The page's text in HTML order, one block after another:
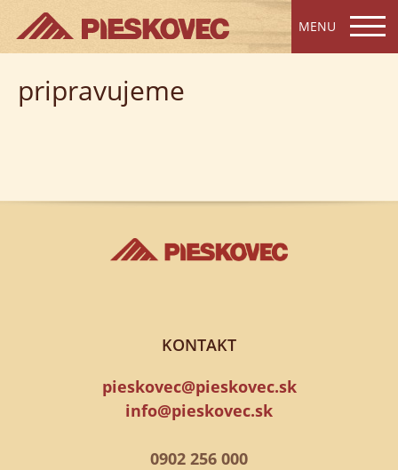
MENU
pripravujeme
KONTAKT
pieskovec@pieskovec.sk
info@pieskovec.sk
0902 256 000